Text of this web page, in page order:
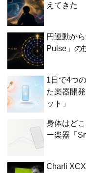
えてきた
円運動か
Pulse」の
1日で4つ
た楽器開
ット」
身体はど
ー楽器「
Charli